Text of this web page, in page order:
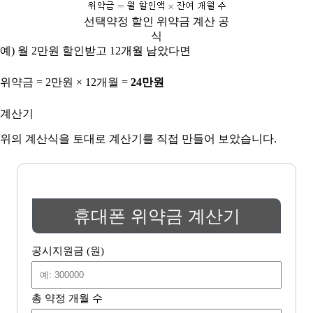
선택약정 할인 위약금 계산 공
식
예) 월 2만원 할인받고 12개월 남았다면
위약금 = 2만원 × 12개월 = 24만원
계산기
위의 계산식을 토대로 계산기를 직접 만들어 보았습니다.
휴대폰 위약금 계산기
공시지원금 (원)
총 약정 개월 수